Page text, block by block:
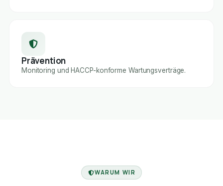
Prävention
Monitoring und HACCP-konforme Wartungsverträge.
WARUM WIR